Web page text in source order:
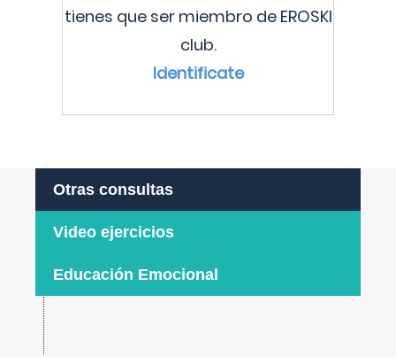
tienes que ser miembro de EROSKI
club.
Identificate
Otras consultas
Video ejercicios
Educación Emocional